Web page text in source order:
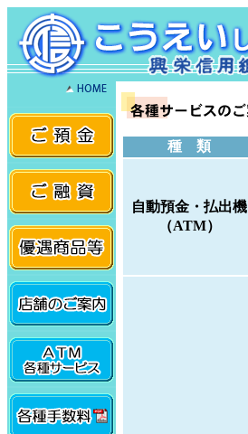
種 類
自動預金・払出機
（ATM）